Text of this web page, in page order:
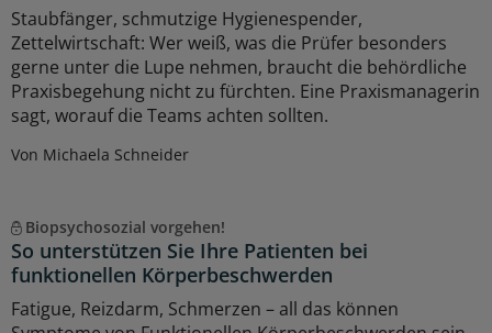
Staubfänger, schmutzige Hygienespender,
Zettelwirtschaft: Wer weiß, was die Prüfer besonders
gerne unter die Lupe nehmen, braucht die behördliche
Praxisbegehung nicht zu fürchten. Eine Praxismanagerin
sagt, worauf die Teams achten sollten.
Von Michaela Schneider
Biopsychosozial vorgehen!
So unterstützen Sie Ihre Patienten bei
funktionellen Körperbeschwerden
Fatigue, Reizdarm, Schmerzen – all das können